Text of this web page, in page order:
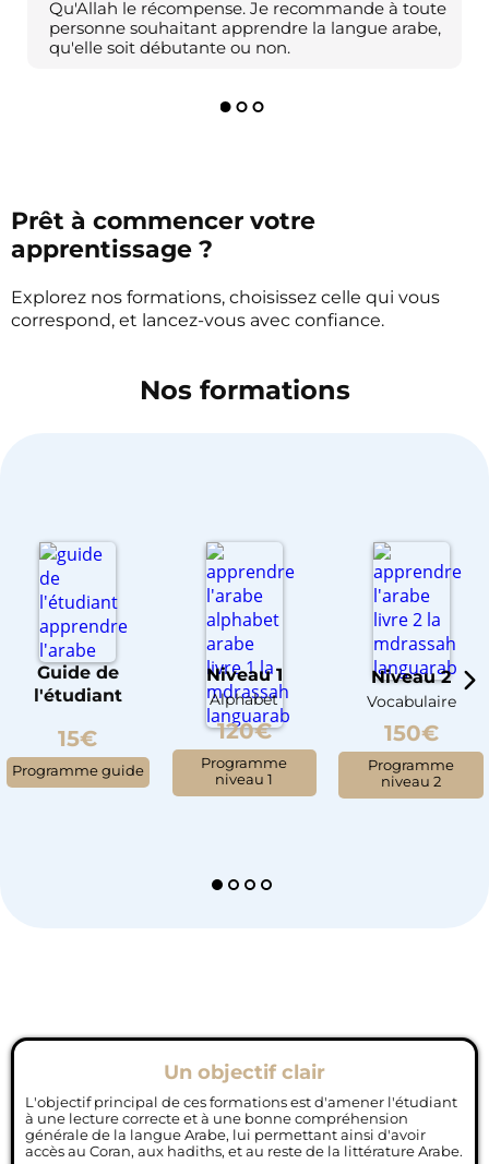
Qu'Allah le récompense. Je recommande à toute
personne souhaitant apprendre la langue arabe,
qu'elle soit débutante ou non.
Prêt à commencer votre
apprentissage ?
Explorez nos formations, choisissez celle qui vous
correspond, et lancez-vous avec confiance.
Nos formations
Guide de
l'étudiant
15€
Programme guide
Niveau 1
Alphabet
120€
Programme
niveau 1
Niveau 2
Vocabulaire
150€
Programme
niveau 2
Un objectif clair
L'objectif principal de ces formations est d'amener l'étudiant
à une lecture correcte et à une bonne compréhension
générale de la langue Arabe, lui permettant ainsi d'avoir
accès au Coran, aux hadiths, et au reste de la littérature Arabe.